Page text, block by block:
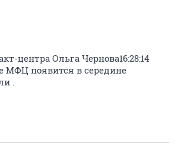
центра Ольга Чернова16:28:14
МФЦ появится в середине
.